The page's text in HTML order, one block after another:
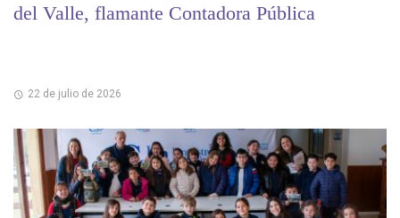
del Valle, flamante Contadora Pública
22 de julio de 2026